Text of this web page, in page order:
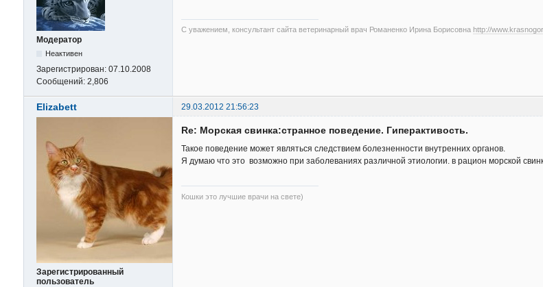
Модератор
Неактивен
Зарегистрирован: 07.10.2008
Сообщений: 2,806
С уважением, консультант сайта ветеринарный врач Романенко Ирина Борисовна http://
Elizabett 29.03.2012 21:56:23
Зарегистрированный
пользователь
Re: Морская свинка:странное поведение. Гиперактивость.
Такое поведение может являться следствием болезненности внутренних органов.
Я думаю что это возможно при заболеваниях различной этиологии. в рацион морской
Кошки это лучшие врачи на свете)